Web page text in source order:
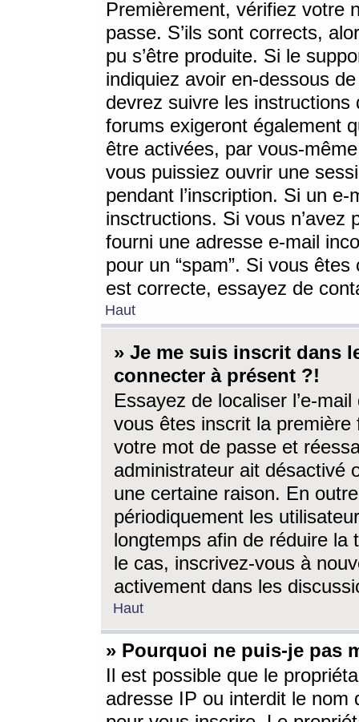
Premièrement, vérifiez votre
passe. S’ils sont corrects,
pu s’être produite. Si le
indiquiez avoir en-dessous
devrez suivre les
forums exigeront également
être activées, par vous-
vous puissiez ouvrir une
pendant l’inscription. Si un
insctructions. Si vous n’avez
fourni une adresse e-mail
pour un “spam”. Si vous
est correcte, essayez de
Haut
» Je me suis inscrit dans
connecter à présent ?!
Essayez de localiser l’e-
vous êtes inscrit la première
votre mot de passe et
administrateur ait désactivé
une certaine raison. En
périodiquement les
longtemps afin de réduire la
le cas, inscrivez-vous à
activement dans les
Haut
» Pourquoi ne puis-je pas
Il est possible que le
adresse IP ou interdit le nom